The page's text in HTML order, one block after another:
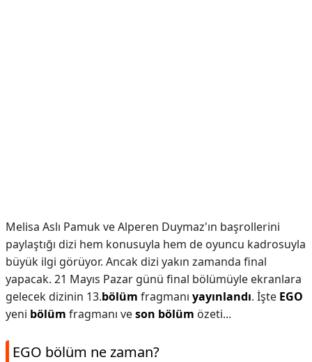
Melisa Aslı Pamuk ve Alperen Duymaz'ın başrollerini
paylaştığı dizi hem konusuyla hem de oyuncu kadrosuyla
büyük ilgi görüyor. Ancak dizi yakın zamanda final
yapacak. 21 Mayıs Pazar günü final bölümüyle ekranlara
gelecek dizinin 13.bölüm fragmanı yayınlandı. İşte EGO
yeni bölüm fragmanı veson bölüm özeti...
EGO bölüm ne zaman?